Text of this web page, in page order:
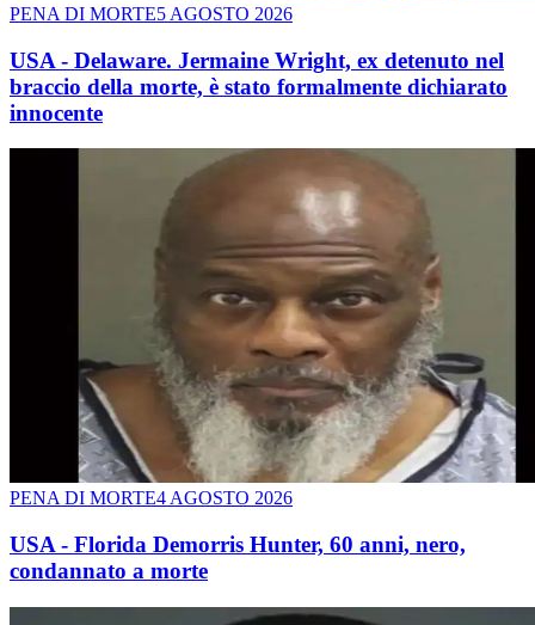
PENA DI MORTE5 AGOSTO 2026
USA - Delaware. Jermaine Wright, ex detenuto nel
braccio della morte, è stato formalmente dichiarato
innocente
PENA DI MORTE4 AGOSTO 2026
USA - Florida Demorris Hunter, 60 anni, nero,
condannato a morte